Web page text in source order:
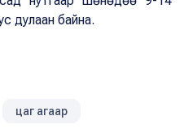
дулаан байна.
цаг агаар